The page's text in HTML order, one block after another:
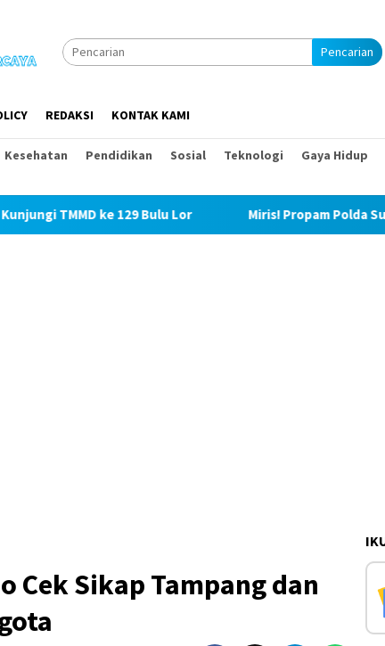
Pencarian
REDAKSI KONTAK KAMI
Kesehatan Pendidikan Sosial Teknologi Gaya Hidup
ke 129 Bulu Lor Miris! Propam Polda Sumut dan
Cek Sikap Tampang dan